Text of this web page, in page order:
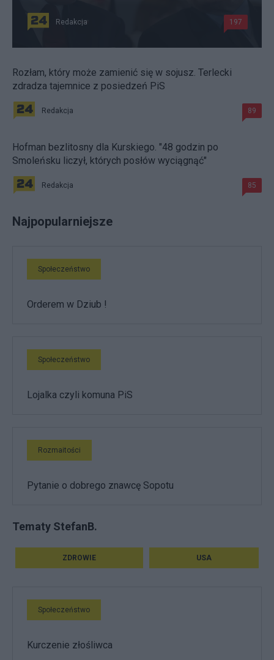
Redakcja 197
Rozłam, który może zamienić się w sojusz. Terlecki
zdradza tajemnice z posiedzeń PiS
Redakcja 89
Hofman bezlitosny dla Kurskiego. "48 godzin po
Smoleńsku liczył, których posłów wyciągnąć"
Redakcja 85
Najpopularniejsze
Społeczeństwo
Orderem w Dziub !
Społeczeństwo
Lojalka czyli komuna PiS
Rozmaitości
Pytanie o dobrego znawcę Sopotu
Tematy StefanB.
ZDROWIE USA
Społeczeństwo
Kurczenie złośliwca